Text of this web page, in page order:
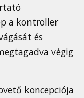
a kontroller
és
végig
koncepciója